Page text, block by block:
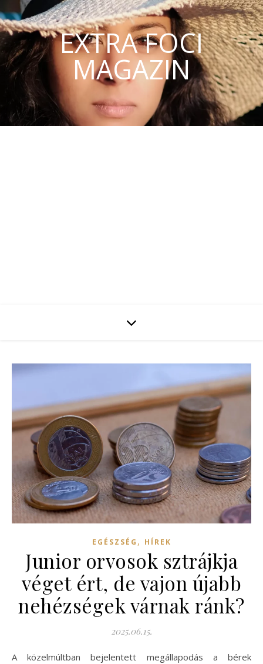
EXTRA FOCI
MAGAZIN
EGÉSZSÉG , HÍREK
Junior orvosok sztrájkja
véget ért, de vajon újabb
nehézségek várnak ránk?
2025.06.15.
A közelmúltban bejelentett megállapodás a bérek